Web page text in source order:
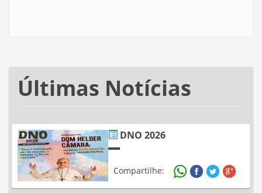
Últimas Notícias
DNO 2026
Compartilhe: